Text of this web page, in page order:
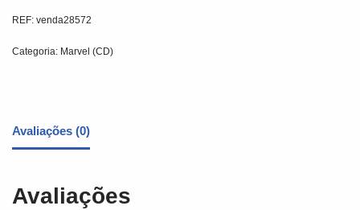
REF: venda28572
Categoria: Marvel (CD)
Avaliações (0)
Avaliações